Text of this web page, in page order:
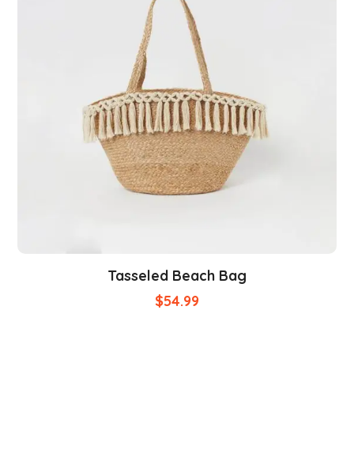
Tasseled Beach Bag
$54.99